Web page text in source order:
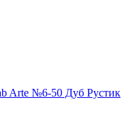
Arte №6-50 Дуб Рустик